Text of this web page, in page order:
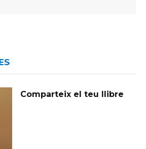
Comparteix el teu llibre